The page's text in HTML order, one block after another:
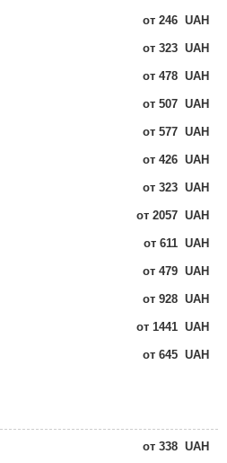
от 246 UAH
от 323 UAH
от 478 UAH
от 507 UAH
от 577 UAH
от 426 UAH
от 323 UAH
от 2057 UAH
от 611 UAH
от 479 UAH
от 928 UAH
от 1441 UAH
от 645 UAH
от 338 UAH